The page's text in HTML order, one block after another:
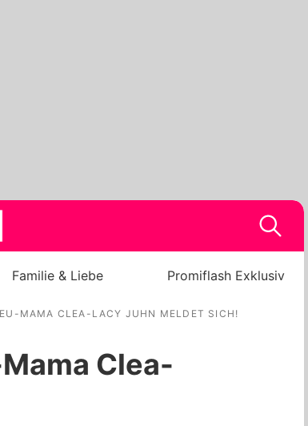
Familie & Liebe Promiflash Exklusiv
MAMA CLEA-LACY JUHN MELDET SICH!
Clea-